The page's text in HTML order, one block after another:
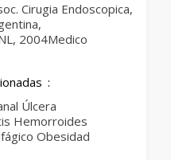
Cirugia Endoscopica,
2004Medico
Úlcera
Hemorroides
Obesidad